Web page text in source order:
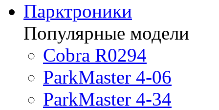
Парктроники
Популярные модели
Cobra R0294
ParkMaster 4-06
ParkMaster 4-34